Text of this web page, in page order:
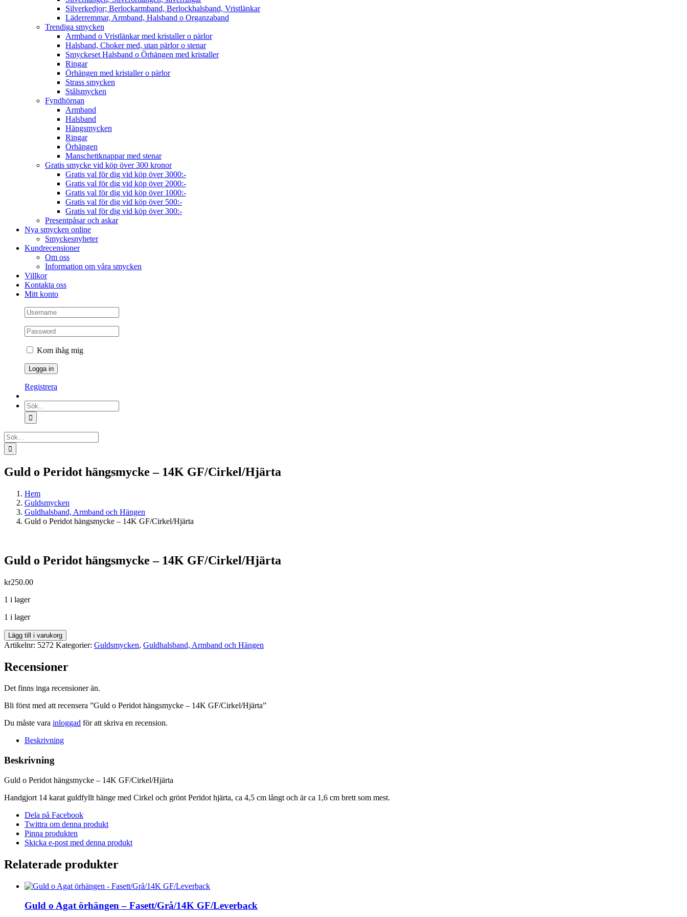
Silverkedjor; Berlockarmband, Berlockhalsband, Vristlänkar
Läderremmar, Armband, Halsband o Organzaband
Trendiga smycken
Armband o Vristlänkar med kristaller o pärlor
Halsband, Choker med, utan pärlor o stenar
Smyckeset Halsband o Örhängen med kristaller
Ringar
Örhängen med kristaller o pärlor
Strass smycken
Stålsmycken
Fyndhörnan
Armband
Halsband
Hängsmycken
Ringar
Örhängen
Manschettknappar med stenar
Gratis smycke vid köp över 300 kronor
Gratis val för dig vid köp över 3000:-
Gratis val för dig vid köp över 2000:-
Gratis val för dig vid köp över 1000:-
Gratis val för dig vid köp över 500:-
Gratis val för dig vid köp över 300:-
Presentpåsar och askar
Nya smycken online
Smyckesnyheter
Kundrecensioner
Om oss
Information om våra smycken
Villkor
Kontakta oss
Mitt konto
Kom ihåg mig
Registrera
Sök
efter:
Sök
efter:
Guld o Peridot hängsmycke – 14K GF/Cirkel/Hjärta
Hem
Guldsmycken
Guldhalsband, Armband och Hängen
Guld o Peridot hängsmycke – 14K GF/Cirkel/Hjärta
Guld o Peridot hängsmycke – 14K GF/Cirkel/Hjärta
kr250.00
1 i lager
1 i lager
Guld
o
hängsmycke
-
GF/Cirkel/Hjärta
Lägg till i varukorg
Artikelnr: 5272 Kategorier: Guldsmycken, Guldhalsband, Armband och Hängen
Recensioner
Det finns inga recensioner än.
Bli först med att recensera ”Guld o Peridot hängsmycke – 14K GF/Cirkel/Hjärta”
Du måste vara inloggad för att skriva en recension.
Beskrivning
Beskrivning
Guld o Peridot hängsmycke – 14K GF/Cirkel/Hjärta
Handgjort 14 karat guldfyllt hänge med Cirkel och grönt Peridot hjärta, ca 4,5 cm långt och är ca 1,6 cm brett som mest.
Dela på Facebook
Twittra om denna produkt
Pinna produkten
Skicka e-post med denna produkt
Relaterade produkter
Guld o Agat örhängen – Fasett/Grå/14K GF/Leverback